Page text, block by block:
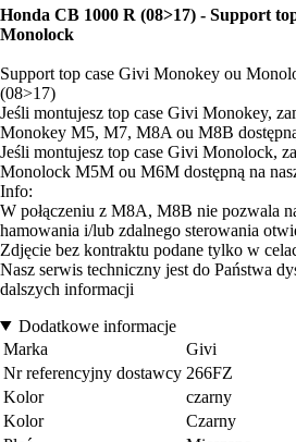
Honda CB 1000 R (08>17) - Support
Monolock
Support top case Givi Monokey ou
(08>17)
Jeśli montujesz top case Givi Monokey,
Monokey M5, M7, M8A ou M8B
Jeśli montujesz top case Givi Monolock,
Monolock M5M ou M6M dostępną na
Info:
W połączeniu z M8A, M8B nie pozwala
hamowania i/lub zdalnego sterowania
Zdjęcie bez kontraktu podane tylko w
Nasz serwis techniczny jest do Państwa
dalszych informacji
Dodatkowe informacje
Marka
Givi
Nr referencyjny dostawcy 266FZ
Kolor
czarny
Kolor
Czarny